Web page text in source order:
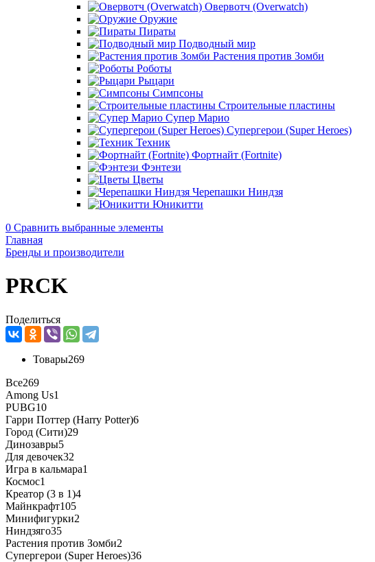
Овервотч (Overwatch)
Оружие
Пираты
Подводный мир
Растения против Зомби
Роботы
Рыцари
Симпсоны
Строительные пластины
Супер Марио
Супергерои (Super Heroes)
Техник
Фортнайт (Fortnite)
Фэнтези
Цветы
Черепашки Ниндзя
Юникитти
0 Сравнить выбранные элементы
Главная
Бренды и производители
PRCK
Поделиться
Товары269
Все269
Among Us1
PUBG10
Гарри Поттер (Harry Potter)6
Город (Сити)29
Динозавры5
Для девочек32
Игра в кальмара1
Космос1
Креатор (3 в 1)4
Майнкрафт105
Минифигурки2
Ниндзяго35
Растения против Зомби2
Супергерои (Super Heroes)36